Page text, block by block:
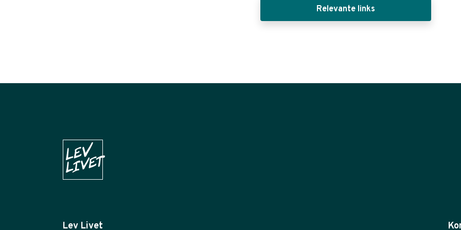
Relevante links
Lev Livet